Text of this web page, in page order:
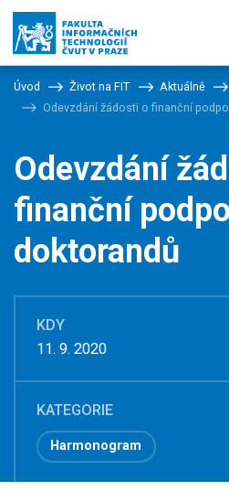
Úvod Život na FIT Aktuálně
Odevzdání žádosti o finanční
Odevzdání
finanční
doktorandů
KDY
11. 9. 2020
KATEGORIE
Harmonogram